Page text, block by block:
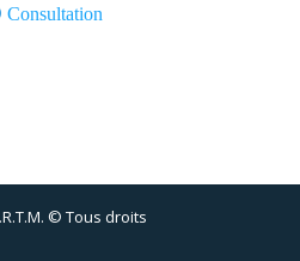
Consultation
© Tous droits